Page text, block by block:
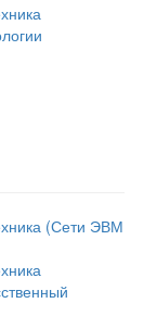
(Сети ЭВМ